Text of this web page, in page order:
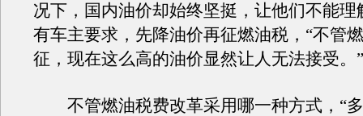
况下，国内油价却始终坚挺，让他们不能理
有车主要求，先降油价再征燃油税，“不管
征，现在这么高的油价显然让人无法接受。”
不管燃油税费改革采用哪一种方式，“